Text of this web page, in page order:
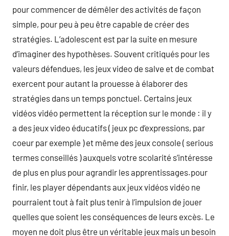
pour commencer de démêler des activités de façon
simple, pour peu à peu être capable de créer des
stratégies. L’adolescent est par la suite en mesure
d’imaginer des hypothèses. Souvent critiqués pour les
valeurs défendues, les jeux video de salve et de combat
exercent pour autant la prouesse à élaborer des
stratégies dans un temps ponctuel. Certains jeux
vidéos vidéo permettent la réception sur le monde : il y
a des jeux video éducatifs ( jeux pc d’expressions, par
coeur par exemple ) et même des jeux console ( serious
termes conseillés ) auxquels votre scolarité s’intéresse
de plus en plus pour agrandir les apprentissages.pour
finir, les player dépendants aux jeux vidéos vidéo ne
pourraient tout à fait plus tenir à l’impulsion de jouer
quelles que soient les conséquences de leurs excès. Le
moyen ne doit plus être un véritable jeux mais un besoin